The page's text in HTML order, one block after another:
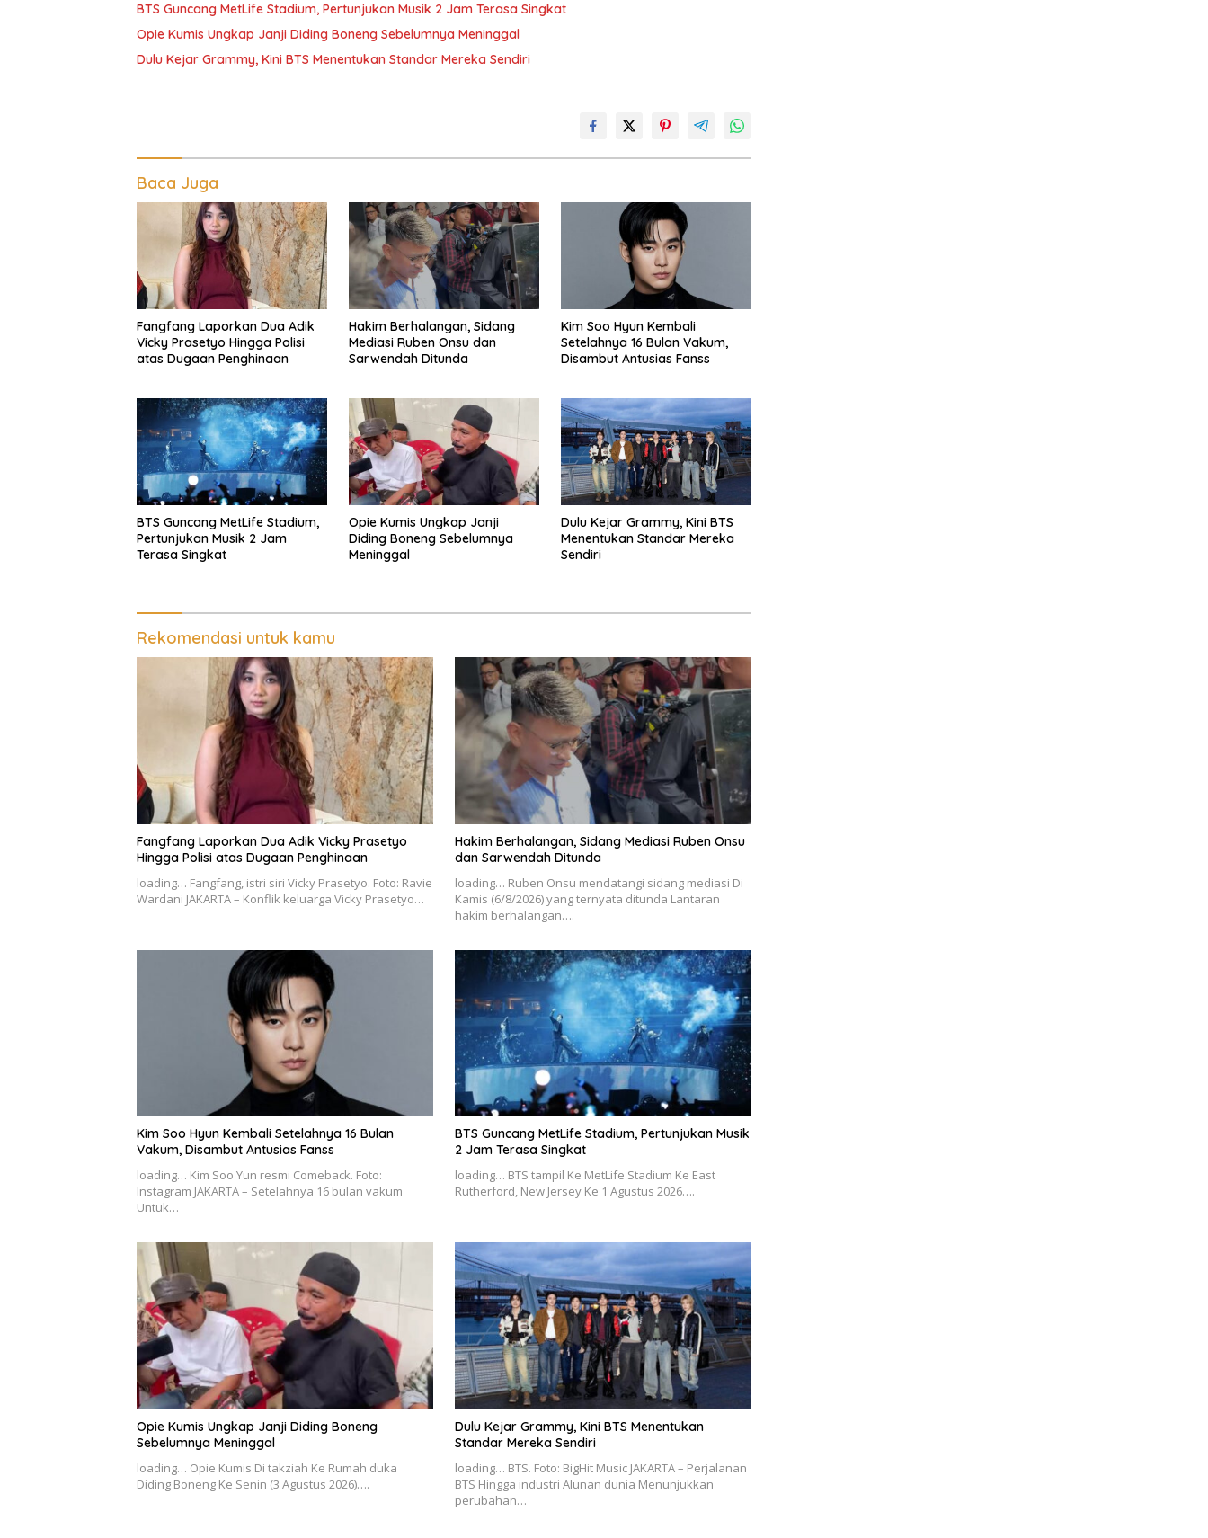
BTS Guncang MetLife Stadium, Pertunjukan Musik 2 Jam Terasa Singkat
Opie Kumis Ungkap Janji Diding Boneng Sebelumnya Meninggal
Dulu Kejar Grammy, Kini BTS Menentukan Standar Mereka Sendiri
Baca Juga
Fangfang Laporkan Dua Adik
Vicky Prasetyo Hingga Polisi
atas Dugaan Penghinaan
Hakim Berhalangan, Sidang
Mediasi Ruben Onsu dan
Sarwendah Ditunda
Kim Soo Hyun Kembali
Setelahnya 16 Bulan Vakum,
Disambut Antusias Fanss
BTS Guncang MetLife Stadium,
Pertunjukan Musik 2 Jam
Terasa Singkat
Opie Kumis Ungkap Janji
Diding Boneng Sebelumnya
Meninggal
Dulu Kejar Grammy, Kini BTS
Menentukan Standar Mereka
Sendiri
Rekomendasi untuk kamu
Fangfang Laporkan Dua Adik Vicky Prasetyo
Hingga Polisi atas Dugaan Penghinaan
loading… Fangfang, istri siri Vicky Prasetyo. Foto: Ravie
Wardani JAKARTA – Konflik keluarga Vicky Prasetyo…
Hakim Berhalangan, Sidang Mediasi Ruben Onsu
dan Sarwendah Ditunda
loading… Ruben Onsu mendatangi sidang mediasi Di
Kamis (6/8/2026) yang ternyata ditunda Lantaran
hakim berhalangan….
Kim Soo Hyun Kembali Setelahnya 16 Bulan
Vakum, Disambut Antusias Fanss
loading… Kim Soo Yun resmi Comeback. Foto:
Instagram JAKARTA – Setelahnya 16 bulan vakum
Untuk…
BTS Guncang MetLife Stadium, Pertunjukan Musik
2 Jam Terasa Singkat
loading… BTS tampil Ke MetLife Stadium Ke East
Rutherford, New Jersey Ke 1 Agustus 2026….
Opie Kumis Ungkap Janji Diding Boneng
Sebelumnya Meninggal
loading… Opie Kumis Di takziah Ke Rumah duka
Diding Boneng Ke Senin (3 Agustus 2026)….
Dulu Kejar Grammy, Kini BTS Menentukan
Standar Mereka Sendiri
loading… BTS. Foto: BigHit Music JAKARTA – Perjalanan
BTS Hingga industri Alunan dunia Menunjukkan
perubahan…